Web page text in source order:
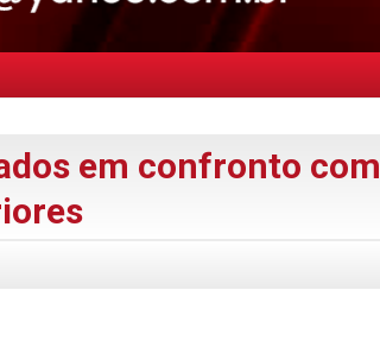
em confronto com